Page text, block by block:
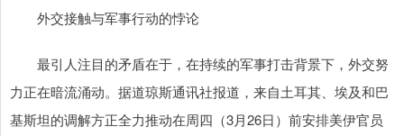
外交接触与军事行动的悖论
最引人注目的矛盾在于，在持续的军事打击背景下，外交努
力正在暗流涌动。据道琼斯通讯社报道，来自土耳其、埃及和巴
基斯坦的调解方正全力推动在周四（3月26日）前安排美伊官员